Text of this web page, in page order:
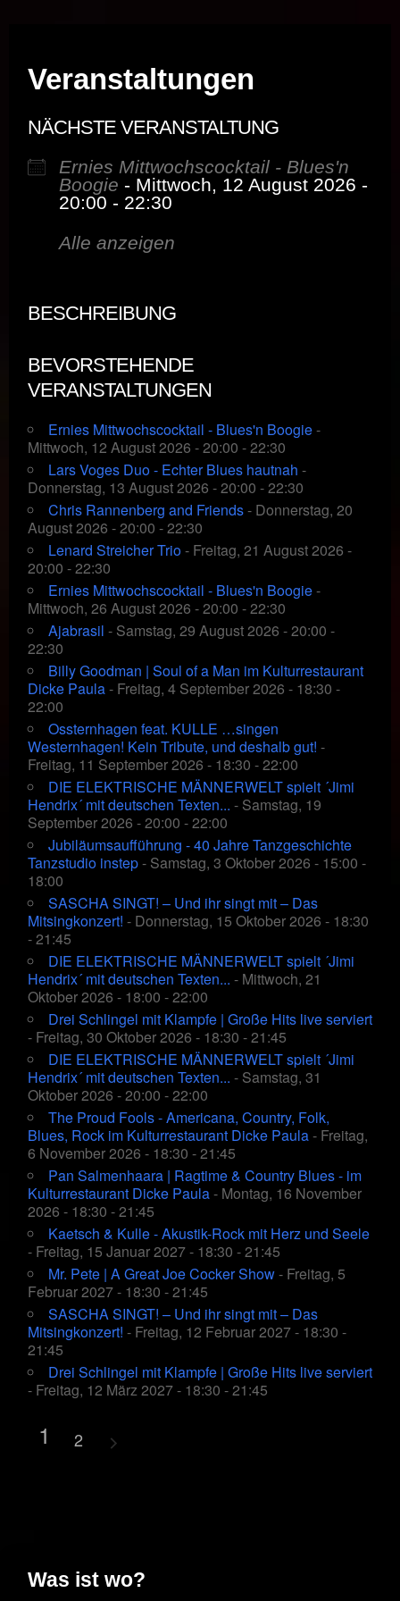
Veranstaltungen
NÄCHSTE VERANSTALTUNG
Ernies Mittwochscocktail - Blues'n
Boogie - Mittwoch, 12 August 2026 -
20:00 - 22:30
Alle anzeigen
BESCHREIBUNG
BEVORSTEHENDE
VERANSTALTUNGEN
Ernies Mittwochscocktail - Blues'n Boogie-
Mittwoch, 12 August 2026 - 20:00 - 22:30
Lars Voges Duo - Echter Blues hautnah -
Donnerstag, 13 August 2026 - 20:00 - 22:30
Chris Rannenberg and Friends- Donnerstag, 20
August 2026 - 20:00 - 22:30
Lenard Streicher Trio- Freitag, 21 August 2026 -
20:00 - 22:30
Ernies Mittwochscocktail - Blues'n Boogie-
Mittwoch, 26 August 2026 - 20:00 - 22:30
Ajabrasil - Samstag, 29 August 2026 - 20:00 -
22:30
Billy Goodman | Soul of a Man im Kulturrestaurant
Dicke Paula- Freitag, 4 September 2026 - 18:30 -
22:00
Ossternhagen feat. KULLE …singen
Westernhagen! Kein Tribute, und deshalb gut! -
Freitag, 11 September 2026 - 18:30 - 22:00
DIE ELEKTRISCHE MÄNNERWELT spielt ´Jimi
Hendrix´ mit deutschen Texten... - Samstag, 19
September 2026 - 20:00 - 22:00
Jubiläumsaufführung - 40 Jahre Tanzgeschichte
Tanzstudio instep- Samstag, 3 Oktober 2026 - 15:00 -
18:00
SASCHA SINGT! – Und ihr singt mit – Das
Mitsingkonzert! - Donnerstag, 15 Oktober 2026 - 18:30
- 21:45
DIE ELEKTRISCHE MÄNNERWELT spielt ´Jimi
Hendrix´ mit deutschen Texten... - Mittwoch, 21
Oktober 2026 - 18:00 - 22:00
Drei Schlingel mit Klampfe | Große Hits live serviert
- Freitag, 30 Oktober 2026 - 18:30 - 21:45
DIE ELEKTRISCHE MÄNNERWELT spielt ´Jimi
Hendrix´ mit deutschen Texten... - Samstag, 31
Oktober 2026 - 20:00 - 22:00
The Proud Fools - Americana, Country, Folk,
Blues, Rock im Kulturrestaurant Dicke Paula- Freitag,
6 November 2026 - 18:30 - 21:45
Pan Salmenhaara | Ragtime & Country Blues - im
Kulturrestaurant Dicke Paula- Montag, 16 November
2026 - 18:30 - 21:45
Kaetsch & Kulle - Akustik-Rock mit Herz und Seele
- Freitag, 15 Januar 2027 - 18:30 - 21:45
Mr. Pete | A Great Joe Cocker Show- Freitag, 5
Februar 2027 - 18:30 - 21:45
SASCHA SINGT! – Und ihr singt mit – Das
Mitsingkonzert! - Freitag, 12 Februar 2027 - 18:30 -
21:45
Drei Schlingel mit Klampfe | Große Hits live serviert
- Freitag, 12 März 2027 - 18:30 - 21:45
1 2
Was ist wo?